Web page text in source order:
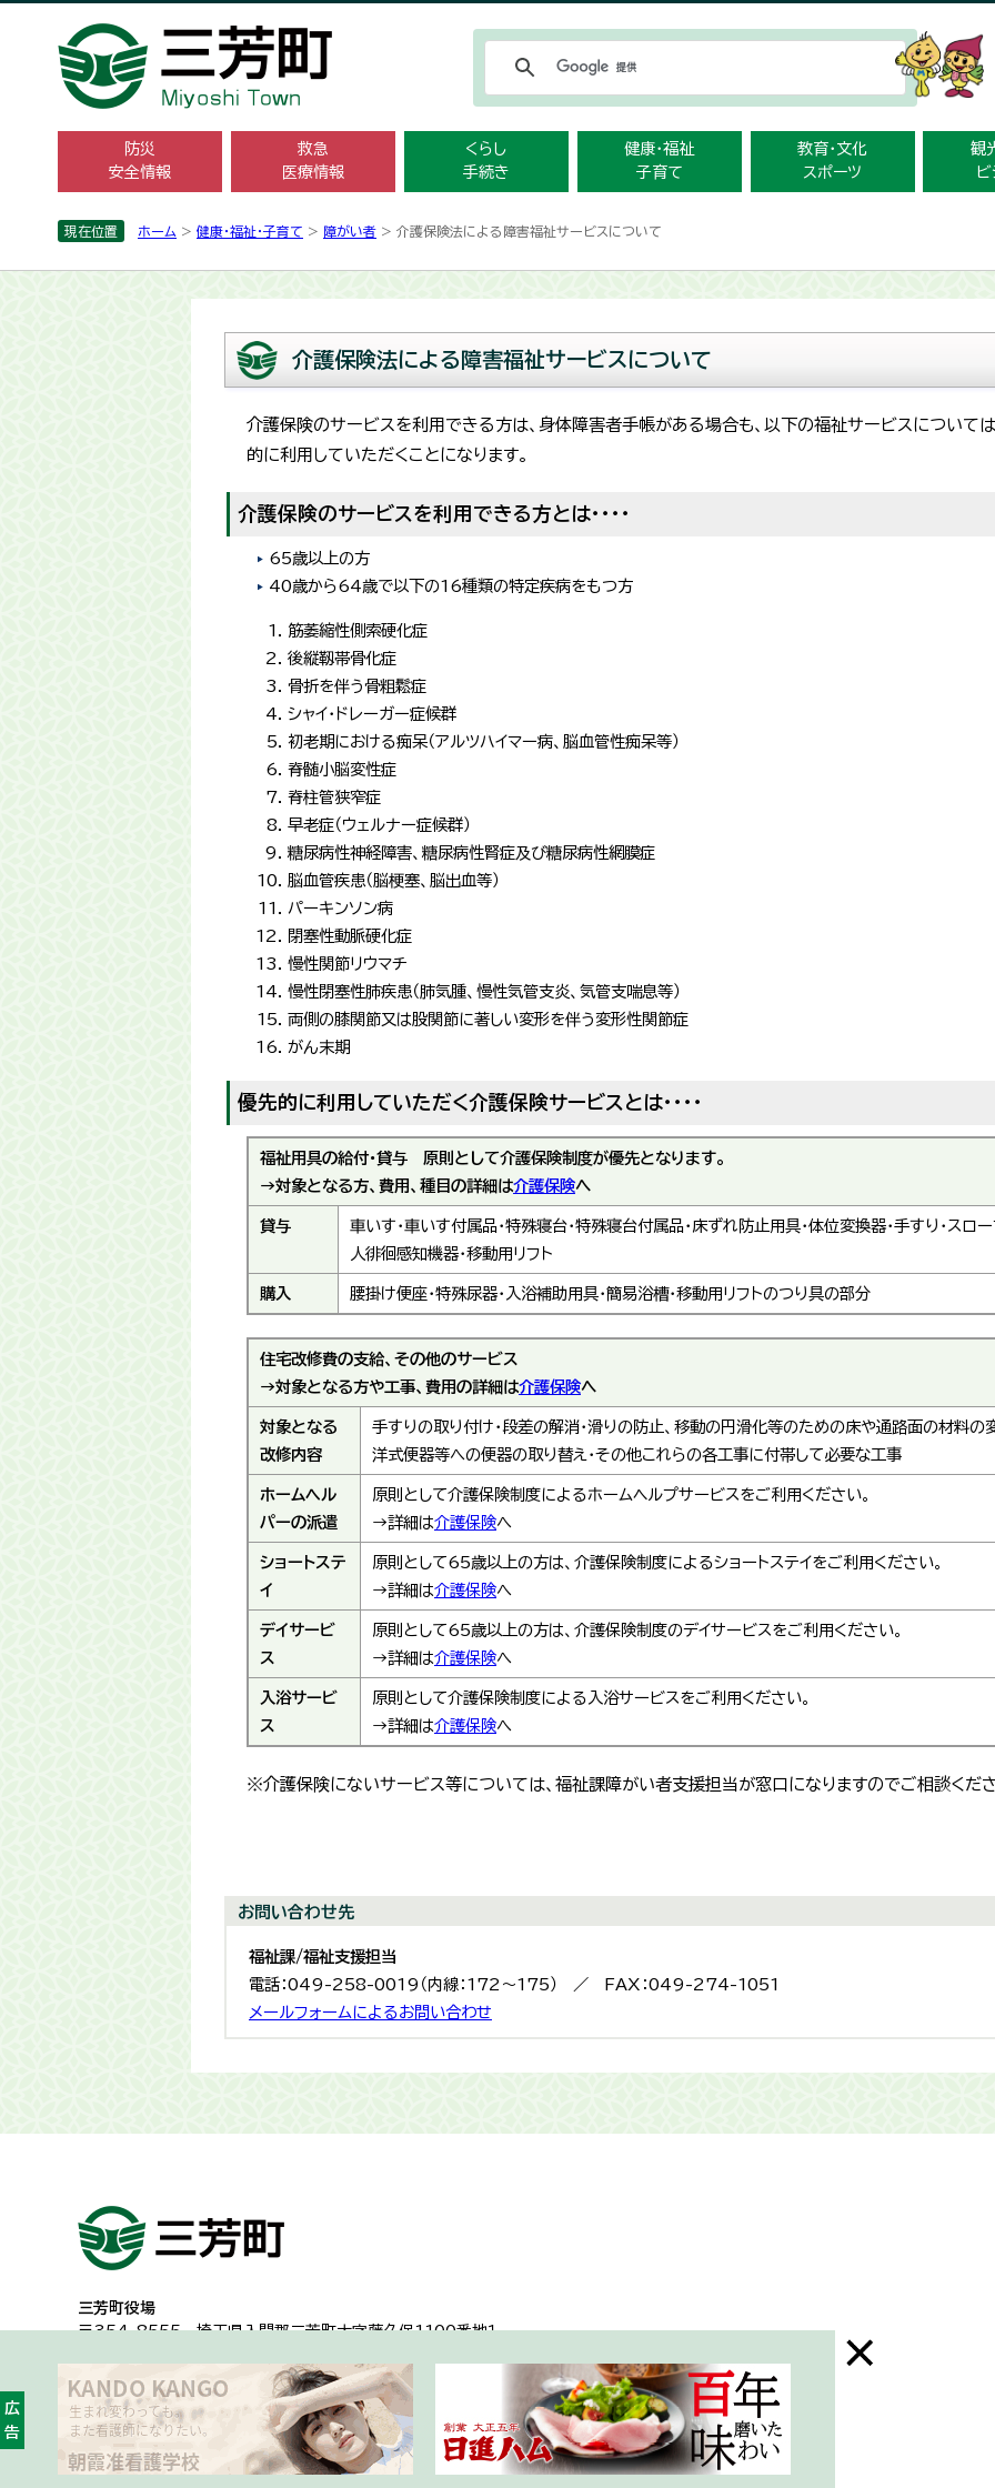
防災
安全情報
救急
医療情報
くらし
手続き
健康・福祉
子育て
教育・文化
スポーツ
観
現在位置 ホーム > 健康・福祉・子育て > 障がい者 > 介護保険法による障害福祉サービスについて
介護保険法による障害福祉サービスについて
介護保険のサービスを利用できる方は、身体障害者手帳がある場合も、以下の福祉サービスについて
的に利用していただくことになります。
介護保険のサービスを利用できる方とは・・・・
65歳以上の方
40歳から64歳で以下の16種類の特定疾病をもつ方
筋萎縮性側索硬化症
後縦靱帯骨化症
骨折を伴う骨粗鬆症
シャイ・ドレーガー症候群
初老期における痴呆（アルツハイマー病、脳血管性痴呆等）
脊髄小脳変性症
脊柱管狭窄症
早老症（ウェルナー症候群）
糖尿病性神経障害、糖尿病性腎症及び糖尿病性網膜症
脳血管疾患（脳梗塞、脳出血等）
パーキンソン病
閉塞性動脈硬化症
慢性関節リウマチ
慢性閉塞性肺疾患（肺気腫、慢性気管支炎、気管支喘息等）
両側の膝関節又は股関節に著しい変形を伴う変形性関節症
がん末期
優先的に利用していただく介護保険サービスとは・・・・
福祉用具の給付・貸与 原則として介護保険制度が優先となります。
→対象となる方、費用、種目の詳細は介護保険へ
貸与
車いす・車いす付属品・特殊寝台・特殊寝台付属品・床ずれ防止用具・体位変換器・手すり・スロ
人徘徊感知機器・移動用リフト
購入 腰掛け便座・特殊尿器・入浴補助用具・簡易浴槽・移動用リフトのつり具の部分
住宅改修費の支給、その他のサービス
→対象となる方や工事、費用の詳細は介護保険へ
対象となる
改修内容
手すりの取り付け・段差の解消・滑りの防止、移動の円滑化等のための床や通路面の材料の
洋式便器等への便器の取り替え・その他これらの各工事に付帯して必要な工事
ホームヘル
パーの派遣
原則として介護保険制度によるホームヘルプサービスをご利用ください。
→詳細は介護保険へ
ショートステ
イ
原則として65歳以上の方は、介護保険制度によるショートステイをご利用ください。
→詳細は介護保険へ
デイサービ
ス
原則として65歳以上の方は、介護保険制度のデイサービスをご利用ください。
→詳細は介護保険へ
入浴サービ
ス
原則として介護保険制度による入浴サービスをご利用ください。
→詳細は介護保険へ
※介護保険にないサービス等については、福祉課障がい者支援担当が窓口になりますのでご相談くだ
お問い合わせ先
福祉課/福祉支援担当
電話：049-258-0019（内線：172～175） ／ FAX：049-274-1051
メールフォームによるお問い合わせ
三芳町役場
〒354-8555埼玉県入間郡三芳町大字藤久保1100番地１
一般的な業務時間8時30分から17時15分（土日祝日及び年末年始はお休み）
開庁時間・アクセス 各課への問い合わせ 三芳町ホームページ
広告